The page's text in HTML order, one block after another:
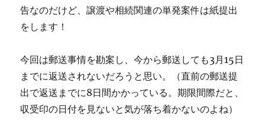
告なのだけど、譲渡や相続関連の単発案件は紙提出
をします！
今回は郵送事情を勘案し、今から郵送しても3月15日
までに返送されないだろうと思い。（直前の郵送提
出で返送までに8日間かかっている。期限間際だと、
収受印の日付を見ないと気が落ち着かないのよね）